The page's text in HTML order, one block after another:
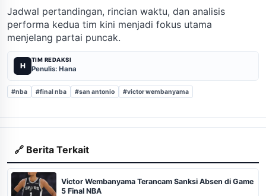
Jadwal pertandingan, rincian waktu, dan analisis
performa kedua tim kini menjadi fokus utama
menjelang partai puncak.
H
TIM REDAKSI
Penulis: Hana
#nba #final nba #san antonio #victor wembanyama
🔗 Berita Terkait
Victor Wembanyama Terancam Sanksi Absen di Game
5 Final NBA